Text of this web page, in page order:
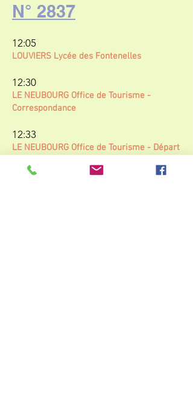
N° 2837
12:05
LOUVIERS Lycée des Fontenelles
12:30
LE NEUBOURG Office de Tourisme -
Correspondance
12:33
LE NEUBOURG Office de Tourisme - Départ
12:37